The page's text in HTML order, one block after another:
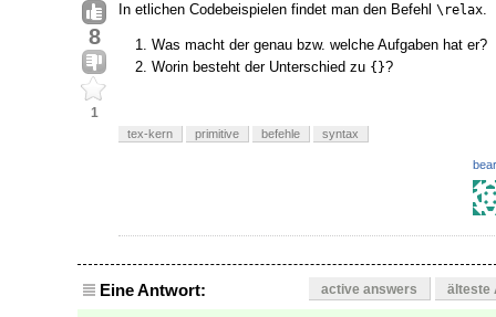
8
1
In etlichen Codebeispielen findet man den Befehl \relax.
Was macht der genau bzw. welche Aufgaben hat er?
Worin besteht der Unterschied zu {}?
tex-kern primitive befehle syntax
Eine Antwort: active answers älteste